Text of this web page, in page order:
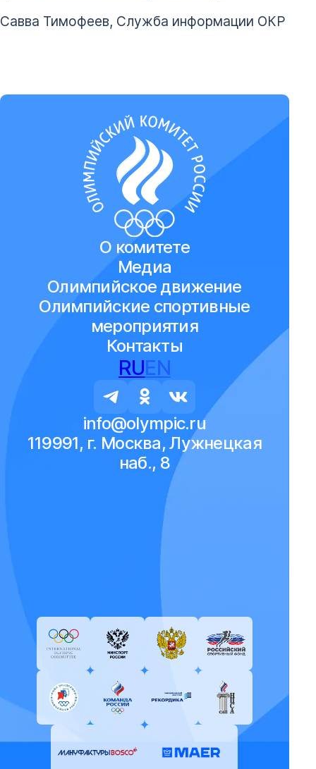
Савва Тимофеев, Служба информации ОКР
О комитете
Медиа
Олимпийское движение
Олимпийские спортивные
мероприятия
Контакты
RUEN
info@olympic.ru
119991, г. Москва, Лужнецкая
наб., 8